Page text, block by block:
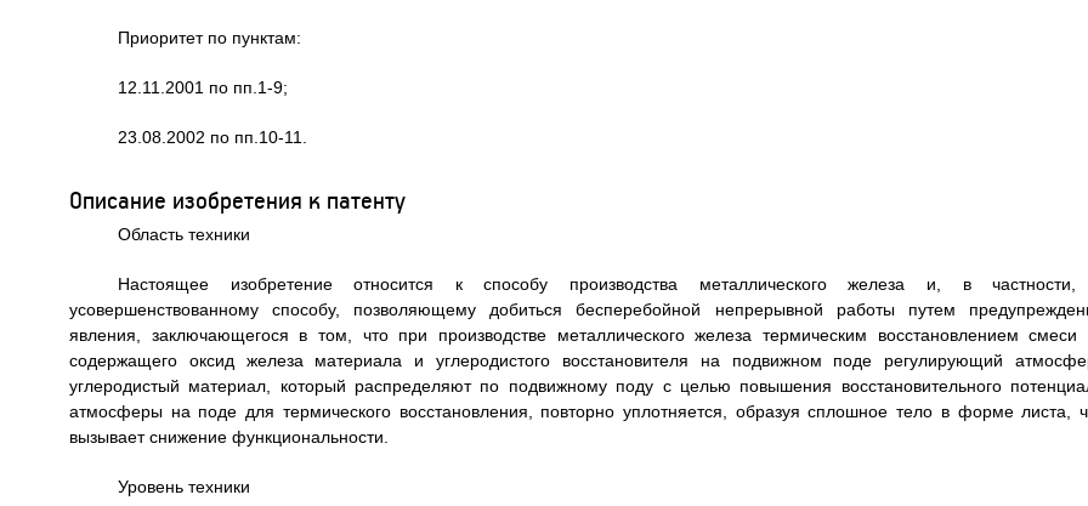
Приоритет по пунктам:
12.11.2001 по пп.1-9;
23.08.2002 по пп.10-11.
Описание изобретения к патенту
Область техники
Настоящее изобретение относится к способу производства металлического железа и, в
усовершенствованному способу, позволяющему добиться бесперебойной непрерывной работы путем
явления, заключающегося в том, что при производстве металлического железа термическим восстановлением смеси
содержащего оксид железа материала и углеродистого восстановителя на подвижном поде регулирующий
углеродистый материал, который распределяют по подвижному поду с целью повышения восстановительного
атмосферы на поде для термического восстановления, повторно уплотняется, образуя сплошное тело в форме листа,
вызывает снижение функциональности.
Уровень техники